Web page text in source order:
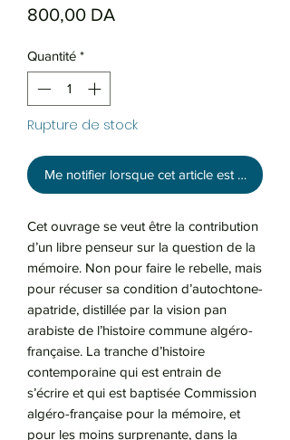
800,00 DA
Quantité *
Rupture de stock
Me notifier lorsque cet article est disponible
Cet ouvrage se veut être la contribution
d’un libre penseur sur la question de la
mémoire. Non pour faire le rebelle, mais
pour récuser sa condition d’autochtone-
apatride, distillée par la vision pan
arabiste de l’histoire commune algéro-
française. La tranche d’histoire
contemporaine qui est entrain de
s’écrire et qui est baptisée Commission
algéro-française pour la mémoire, et
pour les moins surprenante, dans la